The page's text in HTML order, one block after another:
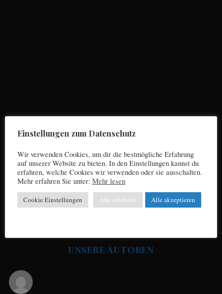
Impressum
Datenschutz
UNSERE AUTOREN
a
c
f
o
r
:
Einstellungen zum Datenschutz
Wir verwenden Cookies, um dir die bestmögliche Erfahrung
auf unserer Website zu bieten. In den Einstellungen kannst du
erfahren, welche Cookies wir verwenden oder sie ausschalten.
Mehr erfahren Sie unter: Mehr lesen
Cookie Einstellungen Alle ablehnen Alle akzeptieren